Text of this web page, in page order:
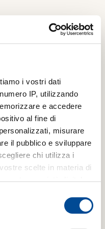
i vostri dati
IP, utilizzando
e accedere
al fine di
misurare
il pubblico e sviluppare
chi utilizza i
scelte in materia di
proprietà digitale
in qualsiasi
cookie o facendo clic
+ Luoghi
1 anno + 1